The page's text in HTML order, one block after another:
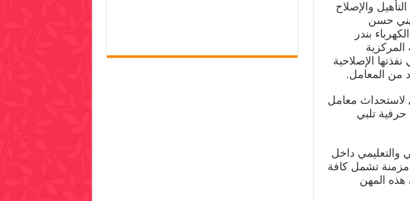
والإصلاح
حسن
بندر
الإصلاحية
من المعامل.
لاستحداث معامل
تلبي
والتعليمي داخل
مزمنة تشمل كافة
هذه المهن